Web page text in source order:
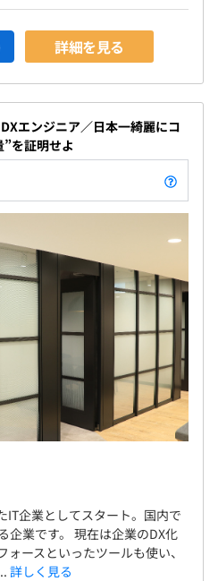
詳細を見る
エンジニア／日本一綺麗にコ
を証明せよ
IT企業としてスタート。国内で
企業です。 現在は企業のDX化
ースといったツールも使い、
詳しく見る